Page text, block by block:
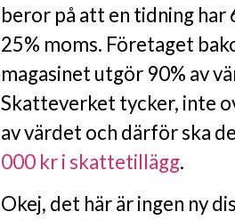
beror på att en tidning har
25% moms. Företaget
magasinet utgör 90% av
Skatteverket tycker, inte
av värdet och därför ska
000 kr i skattetillägg.
Okej, det här är ingen ny